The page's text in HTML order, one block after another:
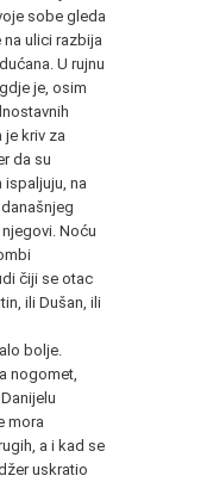
sobe gleda
ulici razbija
U rujnu
je, osim
je kriv za
da su
na
Noću
čiji se otac
ili Dušan, ili
bolje.
nogomet,
mora
a i kad se
uskratio